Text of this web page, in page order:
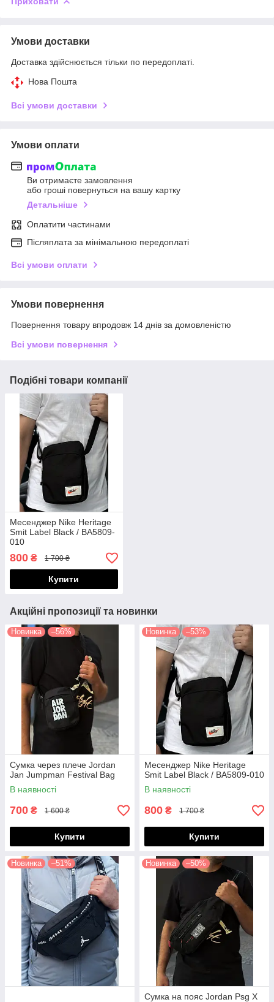
Умови доставки
Доставка здійснюється тільки по передоплаті.
Нова Пошта
Всі умови доставки
Умови оплати
Ви отримаєте замовлення
або гроші повернуться на вашу картку
Детальніше
Оплатити частинами
Післяплата за мінімальною передоплаті
Всі умови оплати
Умови повернення
Повернення товару впродовж 14 днів за домовленістю
Всі умови повернення
Подібні товари компанії
Месенджер Nike Heritage
Smit Label Black / BA5809-
010
800 ₴ 1 700 ₴
Купити
Акційні пропозиції та новинки
Новинка –56%
Сумка через плече Jordan
Jan Jumpman Festival Bag
В наявності
700 ₴ 1 600 ₴
Купити
Новинка –53%
Месенджер Nike Heritage
Smit Label Black / BA5809-010
В наявності
800 ₴ 1 700 ₴
Купити
Новинка –51% Новинка –50%
Сумка на пояс Jordan Psg X